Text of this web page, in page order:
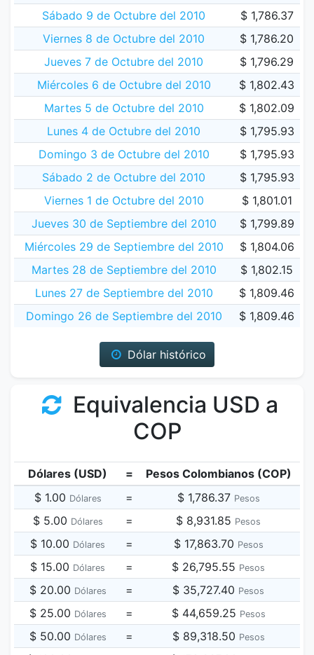
Sábado 9 de Octubre del 2010
$ 1,786.37
Viernes 8 de Octubre del 2010
$ 1,786.20
Jueves 7 de Octubre del 2010
$ 1,796.29
Miércoles 6 de Octubre del 2010
$ 1,802.43
Martes 5 de Octubre del 2010
$ 1,802.09
Lunes 4 de Octubre del 2010
$ 1,795.93
Domingo 3 de Octubre del 2010
$ 1,795.93
Sábado 2 de Octubre del 2010
$ 1,795.93
Viernes 1 de Octubre del 2010
$ 1,801.01
Jueves 30 de Septiembre del 2010
$ 1,799.89
Miércoles 29 de Septiembre del 2010
$ 1,804.06
Martes 28 de Septiembre del 2010
$ 1,802.15
Lunes 27 de Septiembre del 2010
$ 1,809.46
Domingo 26 de Septiembre del 2010
$ 1,809.46
Dólar histórico
Equivalencia USD a
COP
Dólares (USD) =
Pesos Colombianos (COP)
$ 1.00 Dólares = $ 1,786.37 Pesos
$ 5.00 Dólares = $ 8,931.85 Pesos
$ 10.00 Dólares = $ 17,863.70 Pesos
$ 15.00 Dólares = $ 26,795.55 Pesos
$ 20.00 Dólares = $ 35,727.40 Pesos
$ 25.00 Dólares = $ 44,659.25 Pesos
$ 50.00 Dólares = $ 89,318.50 Pesos